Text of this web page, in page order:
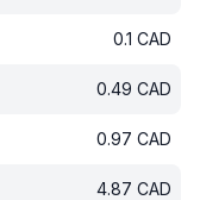
0.1 CAD
0.49 CAD
0.97 CAD
4.87 CAD